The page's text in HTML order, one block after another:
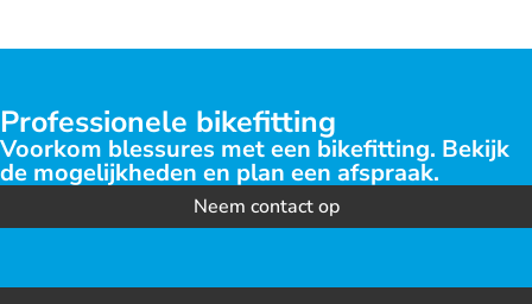
Professionele bikefitting
Voorkom blessures met een bikefitting. Bekijk
de mogelijkheden en plan een afspraak.
Neem contact op